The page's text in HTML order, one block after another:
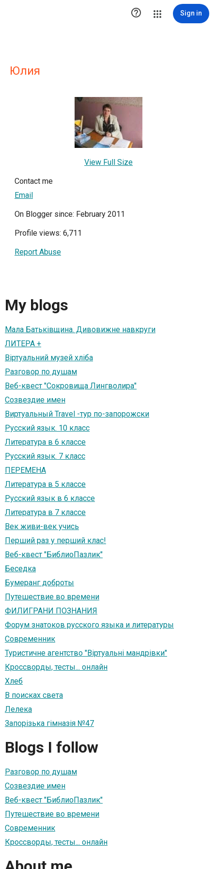
 Sign in
Юлия
View Full Size
Contact me
Email
On Blogger since: February 2011
Profile views: 6,711
Report Abuse
My blogs
Мала Батьківщина. Дивовижне навкруги
ЛИТЕРА +
Віртуальний музей хліба
Разговор по душам
Веб-квест "Сокровища Лингволира"
Созвездие имен
Виртуальный Travel -тур по-запорожски
Русский язык. 10 класс
Литература в 6 классе
Русский язык. 7 класс
ПЕРЕМЕНА
Литература в 5 классе
Русский язык в 6 классе
Литература в 7 классе
Век живи-век учись
Перший раз у перший клас!
Веб-квест "БиблиоПазлик"
Беседка
Бумеранг доброты
Путешествие во времени
ФИЛИГРАНИ ПОЗНАНИЯ
Форум знатоков русского языка и литературы
Современник
Туристичне агентство "Віртуальні мандрівки"
Кроссворды, тесты... онлайн
Хлеб
В поисках света
Лелека
Запорізька гімназія №47
Blogs I follow
Разговор по душам
Созвездие имен
Веб-квест "БиблиоПазлик"
Путешествие во времени
Современник
Кроссворды, тесты... онлайн